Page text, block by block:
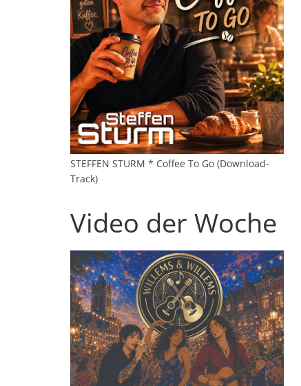
STEFFEN STURM * Coffee To Go (Download-
Track)
Video der Woche